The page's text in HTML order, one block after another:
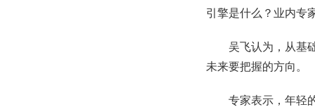
引擎是什么？业内专
吴飞认为，从基
未来要把握的方向。
专家表示，年轻